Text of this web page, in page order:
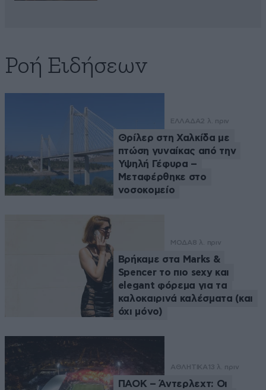
Ροή Ειδήσεων
ΕΛΛΑΔΑ2 λ. πριν
Θρίλερ στη Χαλκίδα με
πτώση γυναίκας από την
Υψηλή Γέφυρα –
Μεταφέρθηκε στο
νοσοκομείο
ΜΟΔΑ8 λ. πριν
Βρήκαμε στα Marks &
Spencer το πιο sexy και
elegant φόρεμα για τα
καλοκαιρινά καλέσματα (και
όχι μόνο)
ΑΘΛΗΤΙΚΑ 13 λ. πριν
ΠΑΟΚ – Άντερλεχτ: Οι